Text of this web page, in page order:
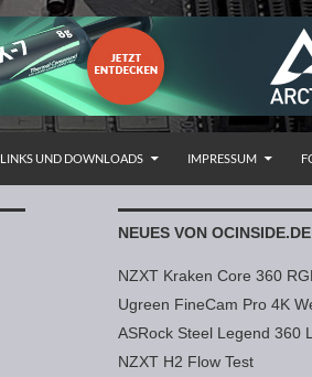
LINKS UND DOWNLOADS IMPRESSUM
NEUES VON OCINSIDE.DE
NZXT Kraken Core 360
Ugreen FineCam Pro 4K
ASRock Steel Legend 360
NZXT H2 Flow Test